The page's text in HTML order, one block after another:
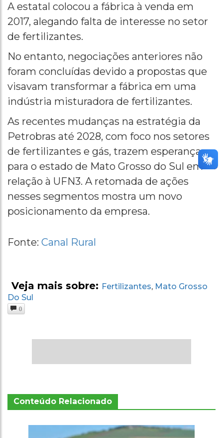
A estatal colocou a fábrica à venda em
2017, alegando falta de interesse no setor
de fertilizantes.
No entanto, negociações anteriores não
foram concluídas devido a propostas que
visavam transformar a fábrica em uma
indústria misturadora de fertilizantes.
As recentes mudanças na estratégia da
Petrobras até 2028, com foco nos setores
de fertilizantes e gás, trazem esperança
para o estado de Mato Grosso do Sul em
relação à UFN3. A retomada de ações
nesses segmentos mostra um novo
posicionamento da empresa.
Fonte: Canal Rural
Veja mais sobre: Fertilizantes, Mato Grosso
Do Sul
0
Conteúdo Relacionado